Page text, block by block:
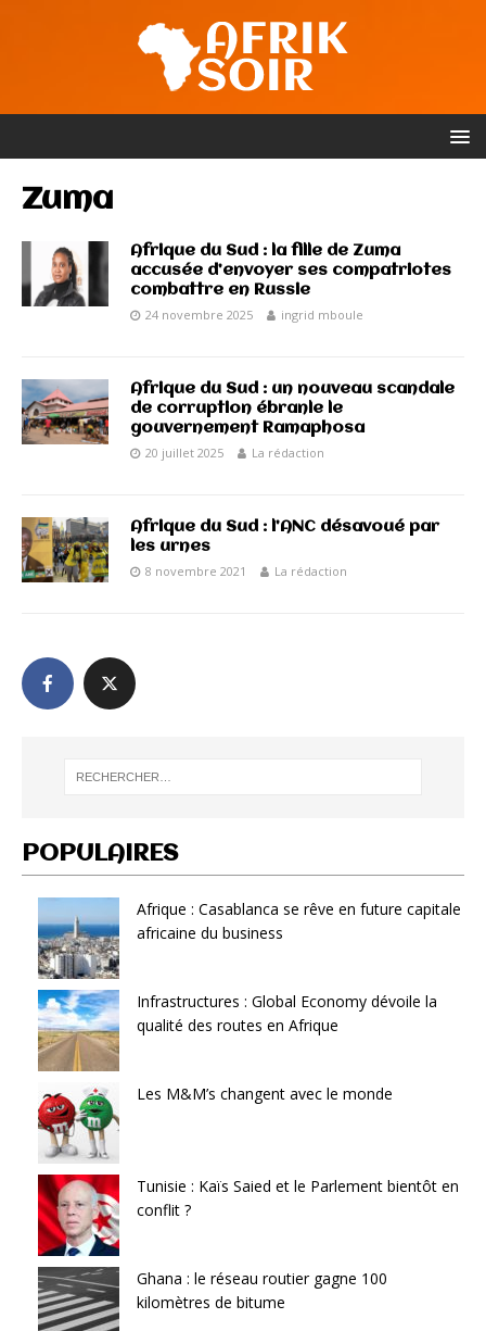
Zuma
Afrique du Sud : la fille de Zuma
accusée d’envoyer ses compatriotes
combattre en Russie
24 novembre 2025 ingrid mboule
Afrique du Sud : un nouveau scandale
de corruption ébranle le
gouvernement Ramaphosa
20 juillet 2025 La rédaction
Afrique du Sud : l’ANC désavoué par
les urnes
8 novembre 2021 La rédaction
POPULAIRES
Afrique : Casablanca se rêve en future capitale
africaine du business
Infrastructures : Global Economy dévoile la
qualité des routes en Afrique
Les M&M’s changent avec le monde
Tunisie : Kaïs Saied et le Parlement bientôt en
conflit ?
Ghana : le réseau routier gagne 100
kilomètres de bitume